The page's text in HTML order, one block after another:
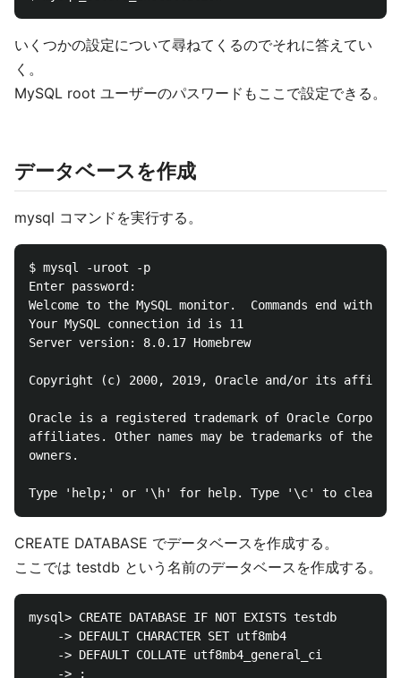
いくつかの設定について尋ねてくるのでそれに答えてい
く。
MySQL root ユーザーのパスワードもここで設定できる。
データベースを作成
mysql コマンドを実行する。
$ mysql -uroot -p
Enter password:
Welcome to the MySQL monitor.  Commands end with
Your MySQL connection id is 11
Server version: 8.0.17 Homebrew
Copyright (c) 2000, 2019, Oracle and/or its
Oracle is a registered trademark of Oracle
affiliates. Other names may be trademarks of their
owners.
CREATE DATABASE でデータベースを作成する。
ここでは testdb という名前のデータベースを作成する。
mysql> CREATE DATABASE IF NOT EXISTS testdb
    -> DEFAULT CHARACTER SET utf8mb4
    -> DEFAULT COLLATE utf8mb4_general_ci
    -> ;